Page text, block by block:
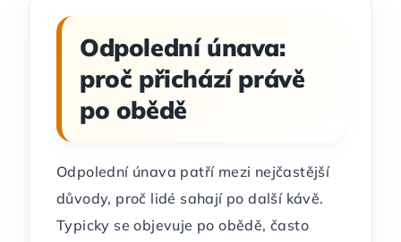
Odpolední únava:
proč přichází právě
po obědě
Odpolední únava patří mezi nejčastější
důvody, proč lidé sahají po další kávě.
Typicky se objevuje po obědě, často